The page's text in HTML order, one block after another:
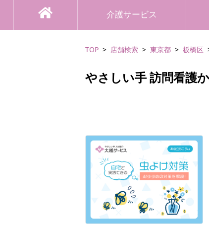
介護サービス
TOP 店舗検索 東京都 板橋区
やさしい手 訪問看護